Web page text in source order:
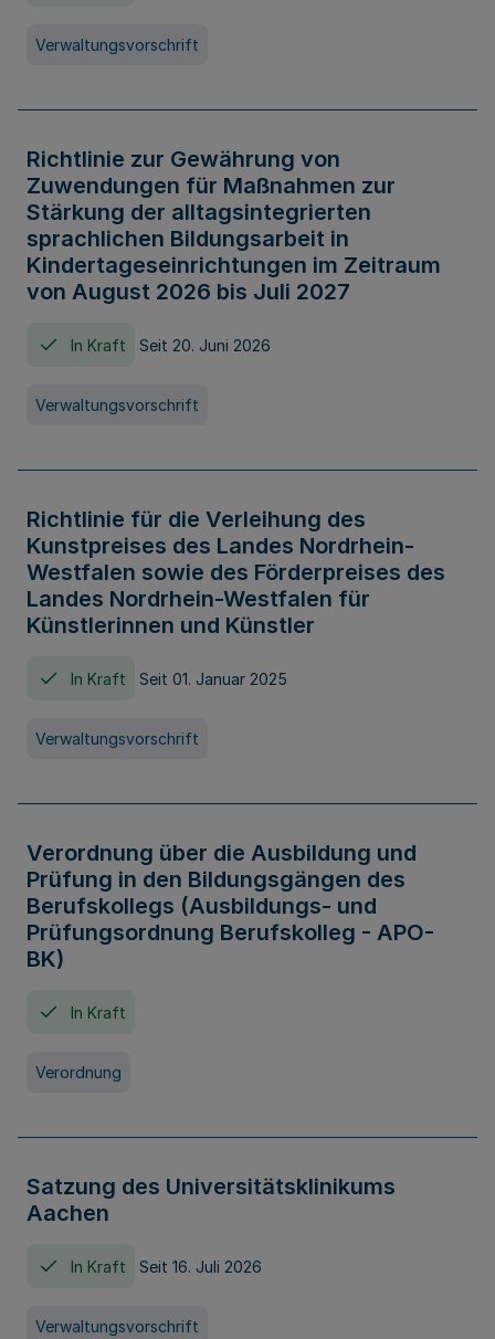
Verwaltungsvorschrift
Richtlinie zur Gewährung von
Zuwendungen für Maßnahmen zur
Stärkung der alltagsintegrierten
sprachlichen Bildungsarbeit in
Kindertageseinrichtungen im Zeitraum
von August 2026 bis Juli 2027
In Kraft Seit 20. Juni 2026
Verwaltungsvorschrift
Richtlinie für die Verleihung des
Kunstpreises des Landes Nordrhein-
Westfalen sowie des Förderpreises des
Landes Nordrhein-Westfalen für
Künstlerinnen und Künstler
In Kraft Seit 01. Januar 2025
Verwaltungsvorschrift
Verordnung über die Ausbildung und
Prüfung in den Bildungsgängen des
Berufskollegs (Ausbildungs- und
Prüfungsordnung Berufskolleg - APO-
BK)
In Kraft
Verordnung
Satzung des Universitätsklinikums
Aachen
In Kraft Seit 16. Juli 2026
Verwaltungsvorschrift